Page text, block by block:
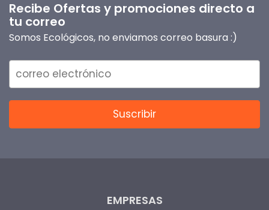
Recibe Ofertas y promociones directo a
tu correo
Somos Ecológicos, no enviamos correo basura :)
EMPRESAS